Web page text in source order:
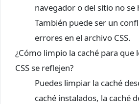
navegador o del sitio no se
También puede ser un
errores en el archivo CSS.
¿Cómo limpio la caché para que
CSS se reflejen?
Puedes limpiar la caché
caché instalados, la caché